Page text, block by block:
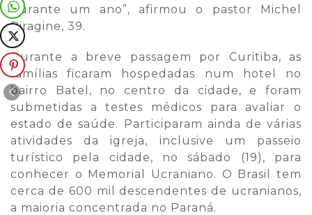
durante um ano”, afirmou o pastor Michel
Piragine, 39.
Durante a breve passagem por Curitiba, as
famílias ficaram hospedadas num hotel no
bairro Batel, no centro da cidade, e foram
submetidas a testes médicos para avaliar o
estado de saúde. Participaram ainda de várias
atividades da igreja, inclusive um passeio
turístico pela cidade, no sábado (19), para
conhecer o Memorial Ucraniano. O Brasil tem
cerca de 600 mil descendentes de ucranianos,
a maioria concentrada no Paraná.